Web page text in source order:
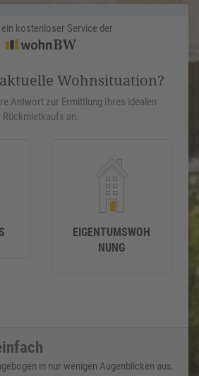
kostenloser Service der
Wohnsituation?
Antwort zur Ermittlung Ihres idealen
Rückmietkaufs an.
EIGENTUMSWOH
NUNG
in nur wenigen Augenblicken aus.